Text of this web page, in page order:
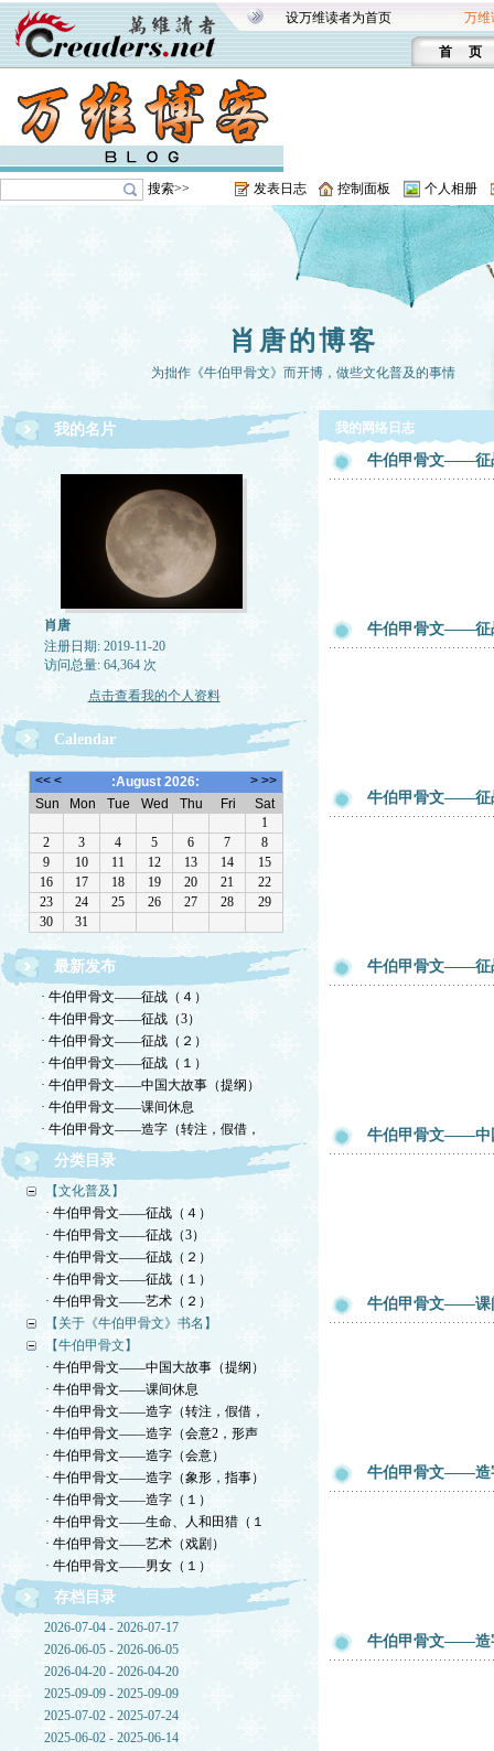
设万维读者为首页 万维
首 页
搜索>> 发表日志 控制面板 个人相册
肖唐的博客
为拙作《牛伯甲骨文》而开博，做些文化普及的事情
我的名片
肖唐
注册日期: 2019-11-20
访问总量: 64,364 次
点击查看我的个人资料
Calendar
最新发布
· 牛伯甲骨文——征战（４）
· 牛伯甲骨文——征战（3）
· 牛伯甲骨文——征战（２）
· 牛伯甲骨文——征战（１）
· 牛伯甲骨文——中国大故事（提纲）
· 牛伯甲骨文——课间休息
· 牛伯甲骨文——造字（转注，假借，
分类目录
【文化普及】
· 牛伯甲骨文——征战（４）
· 牛伯甲骨文——征战（3）
· 牛伯甲骨文——征战（２）
· 牛伯甲骨文——征战（１）
· 牛伯甲骨文——艺术（２）
【关于《牛伯甲骨文》书名】
【牛伯甲骨文】
· 牛伯甲骨文——中国大故事（提纲）
· 牛伯甲骨文——课间休息
· 牛伯甲骨文——造字（转注，假借，
· 牛伯甲骨文——造字（会意2，形声
· 牛伯甲骨文——造字（会意）
· 牛伯甲骨文——造字（象形，指事）
· 牛伯甲骨文——造字（１）
· 牛伯甲骨文——生命、人和田猎（１
· 牛伯甲骨文——艺术（戏剧）
· 牛伯甲骨文——男女（１）
存档目录
2026-07-04 - 2026-07-17
2026-06-05 - 2026-06-05
2026-04-20 - 2026-04-20
2025-09-09 - 2025-09-09
2025-07-02 - 2025-07-24
2025-06-02 - 2025-06-14
我的网络日志
牛伯甲骨文——征
牛伯甲骨文——征
牛伯甲骨文——征
牛伯甲骨文——征
牛伯甲骨文——中
牛伯甲骨文——课
牛伯甲骨文——造
牛伯甲骨文——造